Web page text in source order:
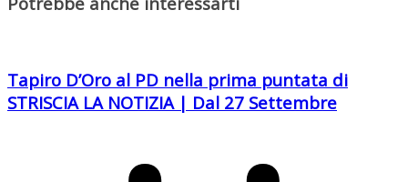
Tapiro D’Oro al PD nella prima puntata di
STRISCIA LA NOTIZIA | Dal 27 Settembre